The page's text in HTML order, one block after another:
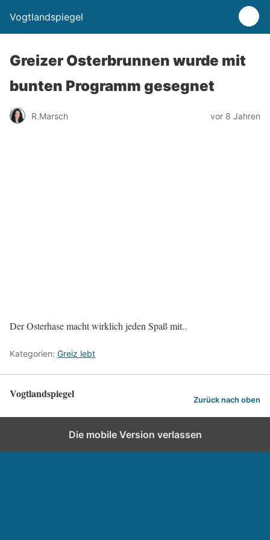
Vogtlandspiegel
Greizer Osterbrunnen wurde mit
bunten Programm gesegnet
R.Marsch vor 8 Jahren
Der Osterhase macht wirklich jeden Spaß mit..
Kategorien: Greiz lebt
Vogtlandspiegel Zurück nach oben
Die mobile Version verlassen